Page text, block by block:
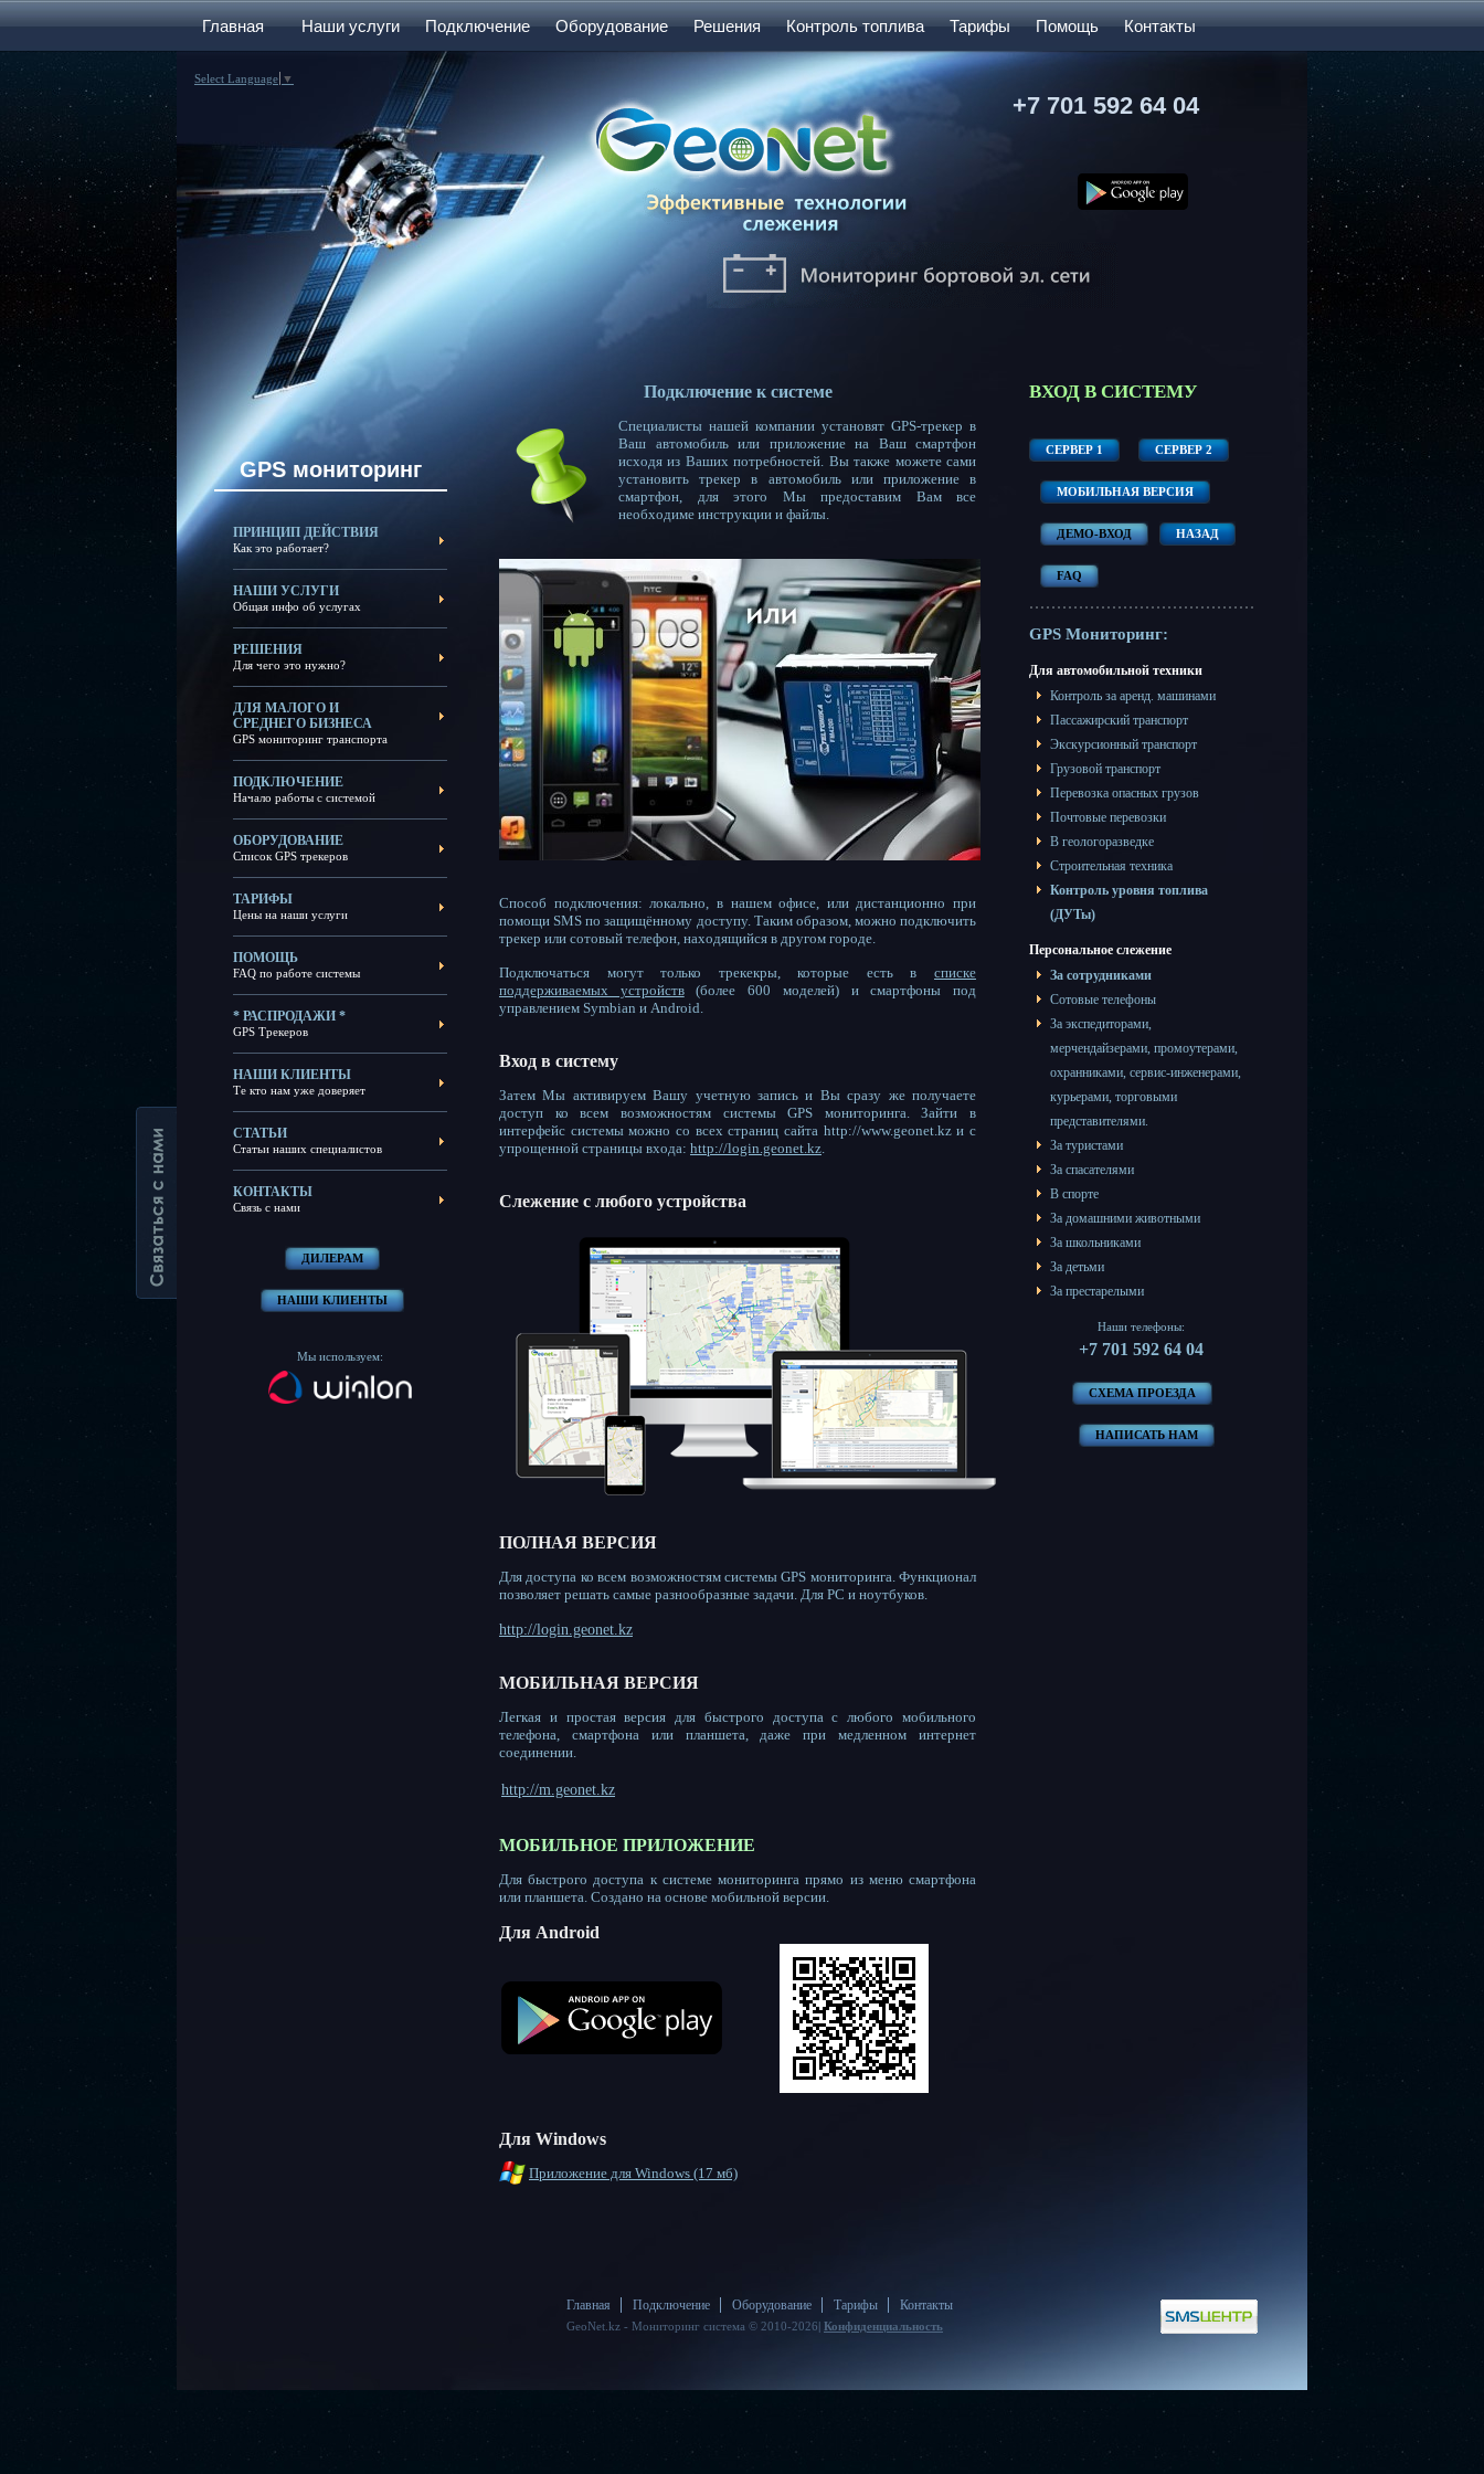
Главная Наши услуги Подключение Оборудование Решения Контроль топлива Тарифы Помощь Контакты
+7 701 592 64 04
Select Language ▼
GPS мониторинг
ПРИНЦИП ДЕЙСТВИЯ
Как это работает?
НАШИ УСЛУГИ
Общая инфо об услугах
РЕШЕНИЯ
Для чего это нужно?
ДЛЯ МАЛОГО И
СРЕДНЕГО БИЗНЕСА
GPS мониторинг транспорта
ПОДКЛЮЧЕНИЕ
Начало работы с системой
ОБОРУДОВАНИЕ
Список GPS трекеров
ТАРИФЫ
Цены на наши услуги
ПОМОЩЬ
FAQ по работе системы
* РАСПРОДАЖИ *
GPS Трекеров
НАШИ КЛИЕНТЫ
Те кто нам уже доверяет
СТАТЬИ
Статьи наших специалистов
КОНТАКТЫ
Связь с нами
ДИЛЕРАМ
НАШИ КЛИЕНТЫ
Мы используем:
Подключение к системе
Специалисты нашей компании установят GPS-трекер в
Ваш автомобиль или приложение на Ваш смартфон
исходя из Ваших потребностей. Вы также можете сами
установить трекер в автомобиль или приложение в
смартфон, для этого Мы предоставим Вам все
необходиме инструкции и файлы.
Способ подключения: локально, в нашем офисе, или дистанционно при
помощи SMS по защищённому доступу. Таким образом, можно подключить
трекер или сотовый телефон, находящийся в другом городе.
Подключаться могут только трекекры, которые есть в списке
поддерживаемых устройств(более 600 моделей) и смартфоны под
управлением Symbian и Android.
Вход в систему
Затем Мы активируем Вашу учетную запись и Вы сразу же получаете
доступ ко всем возможностям системы GPS мониторинга. Зайти в
интерфейс системы можно со всех страниц сайта http://www.geonet.kz и с
упрощенной страницы входа: http://login.geonet.kz.
Слежение с любого устройства
ПОЛНАЯ ВЕРСИЯ
Для доступа ко всем возможностям системы GPS мониторинга. Функционал
позволяет решать самые разнообразные задачи. Для PC и ноутбуков.
http://login.geonet.kz
МОБИЛЬНАЯ ВЕРСИЯ
Легкая и простая версия для быстрого доступа с любого мобильного
телефона, смартфона или планшета, даже при медленном интернет
соединении.
http://m.geonet.kz
МОБИЛЬНОЕ ПРИЛОЖЕНИЕ
Для быстрого доступа к системе мониторинга прямо из меню смартфона
или планшета. Создано на основе мобильной версии.
Для Android
Для Windows
Приложение для Windows (17 мб)
ВХОД В СИСТЕМУ
СЕРВЕР 1 СЕРВЕР 2
МОБИЛЬНАЯ ВЕРСИЯ
ДЕМО-ВХОД НАЗАД
FAQ
GPS Мониторинг:
Для автомобильной техники
Контроль за аренд. машинами
Пассажирский транспорт
Экскурсионный транспорт
Грузовой транспорт
Перевозка опасных грузов
Почтовые перевозки
В геологоразведке
Строительная техника
Контроль уровня топлива
(ДУТы)
Персональное слежение
За сотрудниками
Сотовые телефоны
За экспедиторами,
мерчендайзерами, промоутерами,
охранниками, сервис-инженерами,
курьерами, торговыми
представителями.
За туристами
За спасателями
В спорте
За домашними животными
За школьниками
За детьми
За престарелыми
Наши телефоны:
+7 701 592 64 04
СХЕМА ПРОЕЗДА
НАПИСАТЬ НАМ
Главная Подключение Оборудование Тарифы Контакты
GeoNet.kz - Мониторинг система © 2010-2026| Конфиденциальность